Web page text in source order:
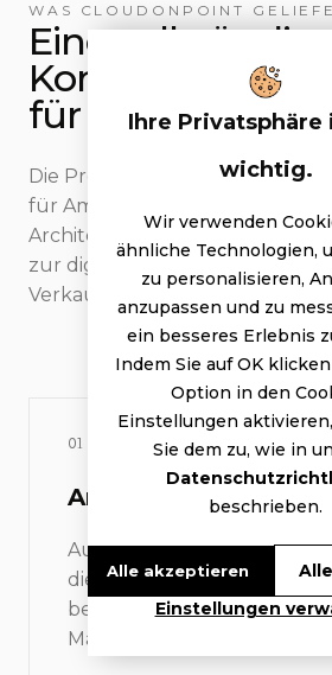
WAS CLOUDONPOINT
Eine
für Am Hiltiberg.
Die Projektpräsentation
für Am Hiltiberg geschaffenen
Architekturvisualisierung und
zur digitalen Erfahrung und den
Verkaufsunterlagen.
01
Aussenbilder und
die das künftige Projekt
bevor es existiert. Ehrliches
Materialien, kein Over-
Ihre Privatsphäre
wichtig.
Wir verwenden
ähnliche Technologien,
zu personalisieren,
anzupassen und zu
ein besseres Erlebnis
Indem Sie auf OK
Option in den
Einstellungen
Sie dem zu, wie in
beschrieben.
Einstellungen
Alle akzeptieren